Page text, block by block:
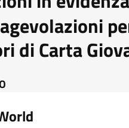
di Carta